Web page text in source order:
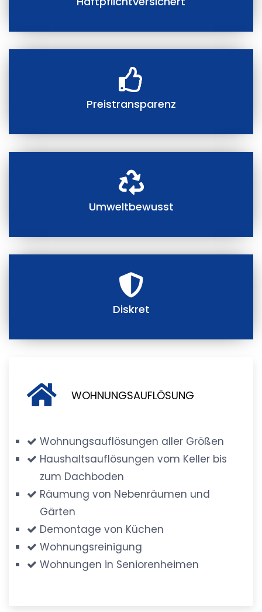
Preistransparenz
Umweltbewusst
Diskret
WOHNUNGSAUFLÖSUNG
Wohnungsauflösungen aller Größen
Haushaltsauflösungen vom Keller bis
zum Dachboden
Räumung von Nebenräumen und
Gärten
Demontage von Küchen
Wohnungsreinigung
Wohnungen in Seniorenheimen